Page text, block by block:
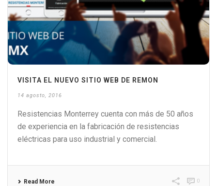
VISITA EL NUEVO SITIO WEB DE REMON
14 agosto, 2016
Resistencias Monterrey cuenta con más de 50 años
de experiencia en la fabricación de resistencias
eléctricas para uso industrial y comercial.
Read More 0